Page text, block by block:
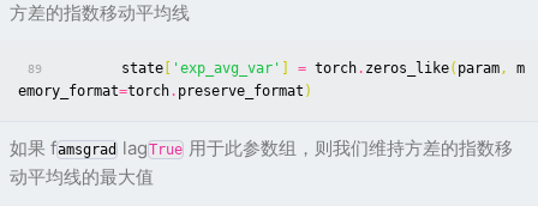
方差的指数移动平均线
89 state 'exp_avg_var' = torch. zeros_like( param,
m
emory_format=torch. preserve_format )
如果 famsgrad lagTrue 用于此参数组，则我们维持方差的指数移
动平均线的最大值